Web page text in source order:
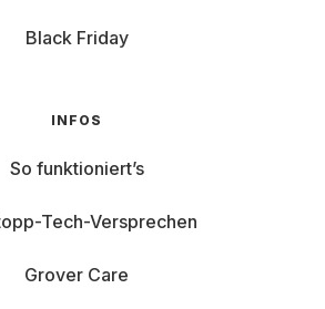
Black Friday
INFOS
So funktioniert’s
Tech-Versprechen
Grover Care